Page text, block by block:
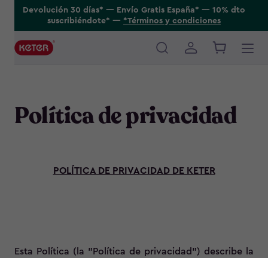
Devolución 30 días* ---- Envío Gratis España* ---- 10% dto
suscribiéndote* ---- *Términos y condiciones
Main
Política de privacidad
POLÍTICA DE PRIVACIDAD DE KETER
Esta Política (la "Política de privacidad") describe la